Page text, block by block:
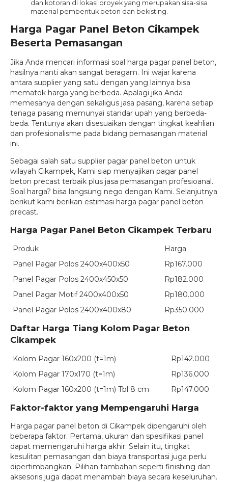
dan kotoran di lokasi proyek yang merupakan sisa-sisa
material pembentuk beton dan bekisting.
Harga Pagar Panel Beton Cikampek
Beserta Pemasangan
Jika Anda mencari informasi soal harga pagar panel beton,
hasilnya nanti akan sangat beragam. Ini wajar karena
antara supplier yang satu dengan yang lainnya bisa
mematok harga yang berbeda. Apalagi jika Anda
memesanya dengan sekaligus jasa pasang, karena setiap
tenaga pasang memunyai standar upah yang berbeda-
beda. Tentunya akan disesuaikan dengan tingkat keahlian
dan profesionalisme pada bidang pemasangan material
ini.
Sebagai salah satu supplier pagar panel beton untuk
wilayah Cikampek, Kami siap menyajikan pagar panel
beton precast terbaik plus jasa pemasangan profesioanal.
Soal harga? bisa langsung nego dengan Kami. Selanjutnya
berikut kami berikan estimasi harga pagar panel beton
precast.
Harga Pagar Panel Beton Cikampek Terbaru
Produk
Harga
Panel Pagar Polos 2400x400x50
Rp167.000
Panel Pagar Polos 2400x450x50
Rp182.000
Panel Pagar Motif 2400x400x50
Rp180.000
Panel Pagar Polos 2400x400x80
Rp350.000
Daftar Harga Tiang Kolom Pagar Beton
Cikampek
Kolom Pagar 160x200 (t=1m)
Rp142.000
Kolom Pagar 170x170 (t=1m)
Rp136.000
Kolom Pagar 160x200 (t=1m) Tbl 8 cm
Rp147.000
Faktor-faktor yang Mempengaruhi Harga
Harga pagar panel beton di Cikampek dipengaruhi oleh
beberapa faktor. Pertama, ukuran dan spesifikasi panel
dapat memengaruhi harga akhir. Selain itu, tingkat
kesulitan pemasangan dan biaya transportasi juga perlu
dipertimbangkan. Pilihan tambahan seperti finishing dan
aksesoris juga dapat menambah biaya secara keseluruhan.